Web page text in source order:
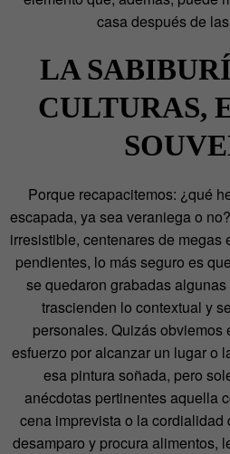
casa después de
LA
CULTURAS,
Porque recapacitemos: ¿qué
escapada, ya sea veraniega o
irresistible, centenares de megas
pendientes, lo más seguro es
se quedaron grabadas
trascienden lo contextual y
personales. Quizás obviemos
esfuerzo por alcanzar un lugar o
esa pintura soñada, pero
anécdotas pertinentes aquella
cena imprevista o la cordialidad
desamparo y procura alimentos,